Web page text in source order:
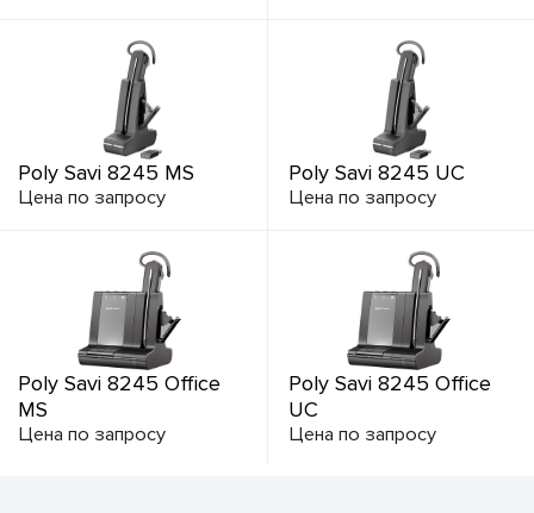
Poly Savi 8245 MS
Цена по запросу
Poly Savi 8245 UC
Цена по запросу
Poly Savi 8245 Office
MS
Цена по запросу
Poly Savi 8245 Office
UC
Цена по запросу